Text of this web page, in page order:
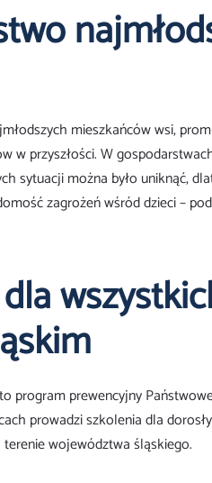
mieszkańców wsi,
w przyszłości. W
sytuacji można było uniknąć,
zagrożeń wśród dzieci –
program prewencyjny
prowadzi szkolenia dla
województwa śląskiego.